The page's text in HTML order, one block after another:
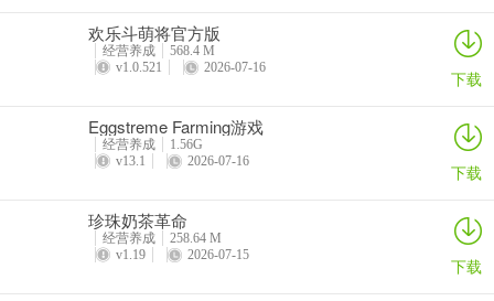
6、c、很喜欢海贼王了，可以说是一个十足的海贼迷了，熟悉的人物
都能去收集，福利也丰富，挺不错的。
欢乐斗萌将官方版
经营养成
568.4 M
v1.0.521
2026-07-16 下载
Eggstreme Farming游戏
经营养成
1.56G
v13.1
2026-07-16 下载
珍珠奶茶革命
经营养成
258.64 M
v1.19
2026-07-15 下载